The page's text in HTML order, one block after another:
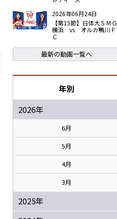
2026年06月24日
【第15節】日体大ＳＭＧ
横浜 vs オルカ鴨川Ｆ
Ｃ
最新の動画一覧へ
年別
2026年
6月
5月
4月
3月
2025年